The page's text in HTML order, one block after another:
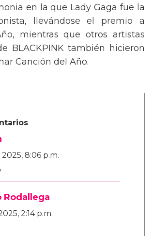
en la que Lady Gaga fue la
llevándose el premio a
mientras que otros artistas
BLACKPINK también hicieron
Canción del Año.
8:06 p.m.
Rodallega
2:14 p.m.